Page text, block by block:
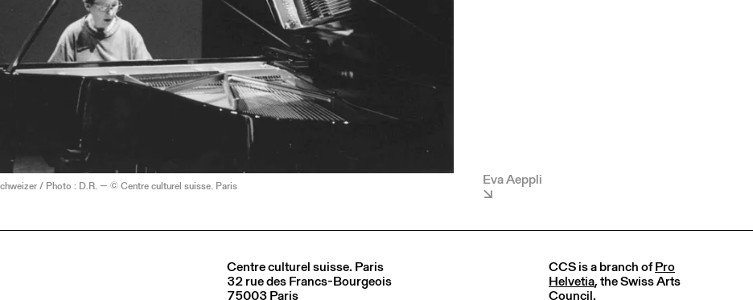
/ Photo : D.R. — © Centre culturel suisse. Paris Eva Aeppli
Centre culturel suisse. Paris
32 rue des Francs-Bourgeois
75003 Paris
CCS is a branch ofPro
Helvetia, the Swiss Arts
Council.